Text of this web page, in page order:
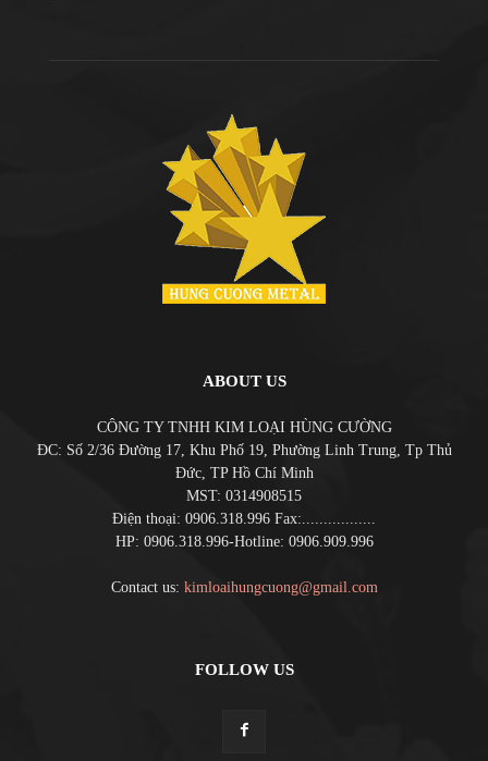
ABOUT US
CÔNG TY TNHH KIM LOẠI HÙNG CƯỜNG
ĐC: Số 2/36 Đường 17, Khu Phố 19, Phường Linh Trung, Tp Thủ
Đức, TP Hồ Chí Minh
MST: 0314908515
Điện thoại: 0906.318.996 Fax:.................
HP: 0906.318.996-Hotline: 0906.909.996
Contact us: kimloaihungcuong@gmail.com
FOLLOW US